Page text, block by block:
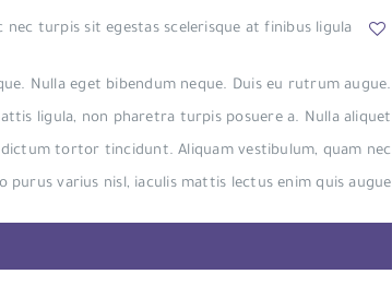
nec turpis sit egestas scelerisque at finibus ligula
Nulla eget bibendum neque. Duis eu rutrum augue.
ligula, non pharetra turpis posuere a. Nulla aliquet
tortor tincidunt. Aliquam vestibulum, quam nec
purus varius nisl, iaculis mattis lectus enim quis augue.